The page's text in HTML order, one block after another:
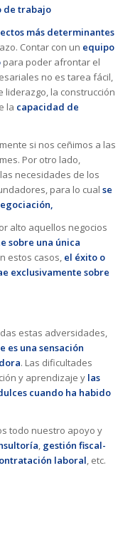
de trabajo
más determinantes
Contar con un equipo
para poder afrontar el
no es tarea fácil,
la construcción
la capacidad de
si nos ceñimos a las
Por otro lado,
necesidades de los
para lo cual se
alto aquellos negocios
sobre una única
estos casos, el éxito o
exclusivamente sobre
estas adversidades,
es una sensación
. Las dificultades
y aprendizaje y las
cuando ha habido
todo nuestro apoyo y
,gestión fiscal-
laboral, etc.